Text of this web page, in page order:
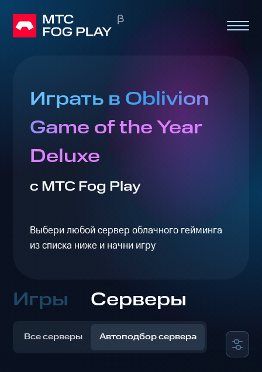
Играть в Oblivion
Game of the Year
Deluxe
с МТС Fog Play
Выбери любой сервер облачного гейминга
из списка ниже и начни игру
Игры Серверы
Все серверы Автоподбор сервера